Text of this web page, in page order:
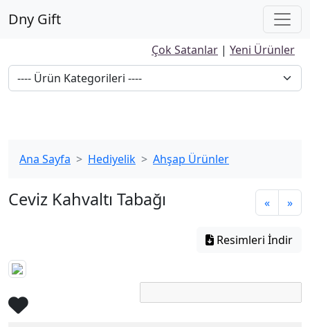
Dny Gift
Çok Satanlar | Yeni Ürünler
Ana Sayfa Hediyelik Ahşap Ürünler
Ceviz Kahvaltı Tabağı « »
Resimleri İndir